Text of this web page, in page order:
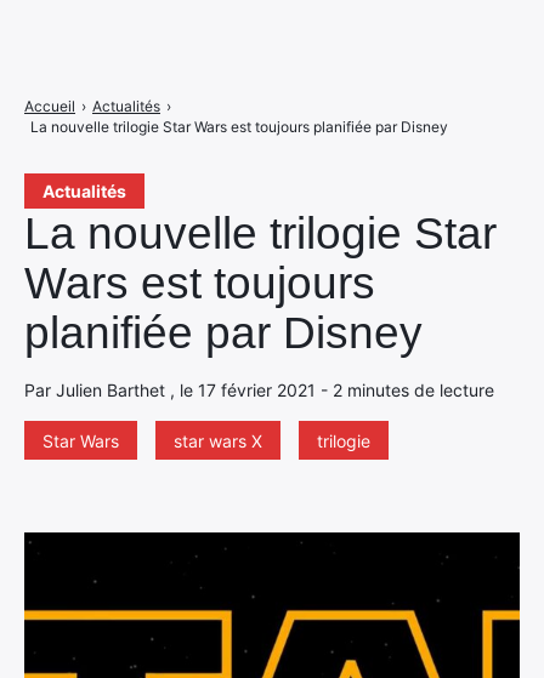
Actualités
La nouvelle trilogie Star
Wars est toujours
planifiée par Disney
Par Julien Barthet , le 17 février 2021 - 2 minutes de lecture
Star Wars star wars X trilogie
Accueil › Actualités ›
La nouvelle trilogie Star Wars est toujours planifiée par Disney